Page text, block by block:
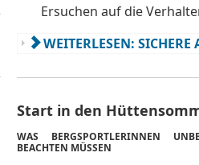
Ersuchen auf die
WEITERLESEN: SICHERE
Start in den
WAS BERGSPORTLERINNEN
BEACHTEN MÜSSEN